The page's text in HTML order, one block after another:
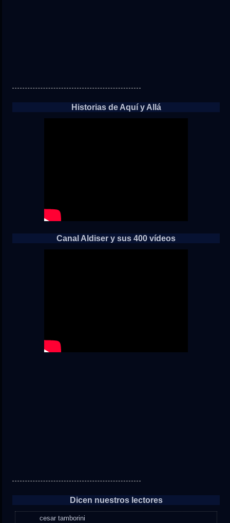
Historias de Aquí y Allá
Canal Aldiser y sus 400 vídeos
Dicen nuestros lectores
cesar tamborini